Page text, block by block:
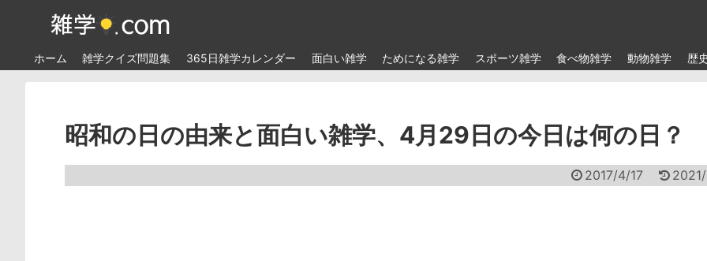
ホーム 雑学クイズ問題集 365日雑学カレンダー 面白い雑学 ためになる雑学 スポーツ雑学 食べ物雑学 動物雑学 歴
昭和の日の由来と面白い雑学、4月29日の今日は何の日？
2017/4/17